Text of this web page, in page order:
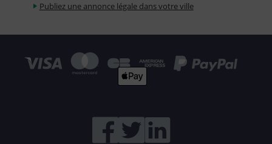
Publiez une annonce légale dans votre ville